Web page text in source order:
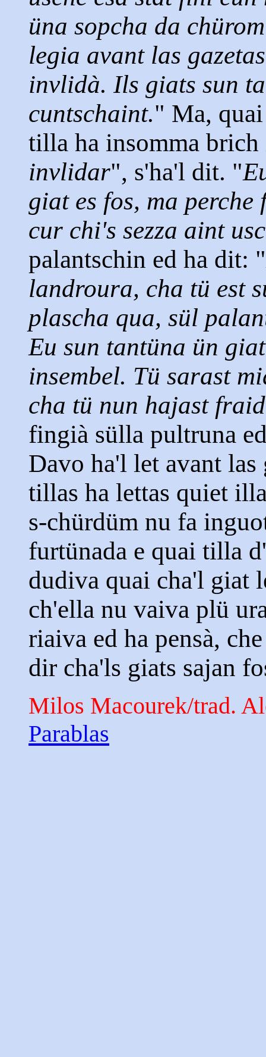
üna sopcha da
legia avant las
invlidà. Ils giats sun
cuntschaint." Ma,
tilla ha insomma
invlidar", s'ha'l dit. "
giat es fos, ma
cur chi's sezza aint
palantschin ed ha dit: "
landroura, cha tü est
plascha qua, sül
Eu sun tantüna ün
insembel. Tü sarast
cha tü nun hajast
fingià sülla pultruna
Davo ha'l let avant
tillas ha lettas quiet
s-chürdüm nu fa
furtünada e quai tilla
dudiva quai cha'l giat
ch'ella nu vaiva plü
riaiva ed ha pensà,
dir cha'ls giats sajan
Milos Macourek/trad.
Parablas